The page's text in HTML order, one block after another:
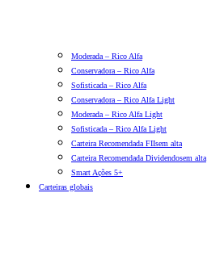
Moderada – Rico Alfa
Conservadora – Rico Alfa
Sofisticada – Rico Alfa
Conservadora – Rico Alfa Light
Moderada – Rico Alfa Light
Sofisticada – Rico Alfa Light
Carteira Recomendada FIIsem alta
Carteira Recomendada Dividendosem alta
Smart Ações 5+
Carteiras globais